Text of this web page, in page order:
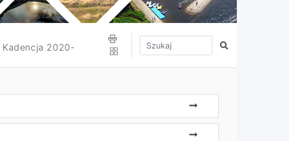
Kadencja 2020-
Wpisz tekst do wyszukania
Szukaj